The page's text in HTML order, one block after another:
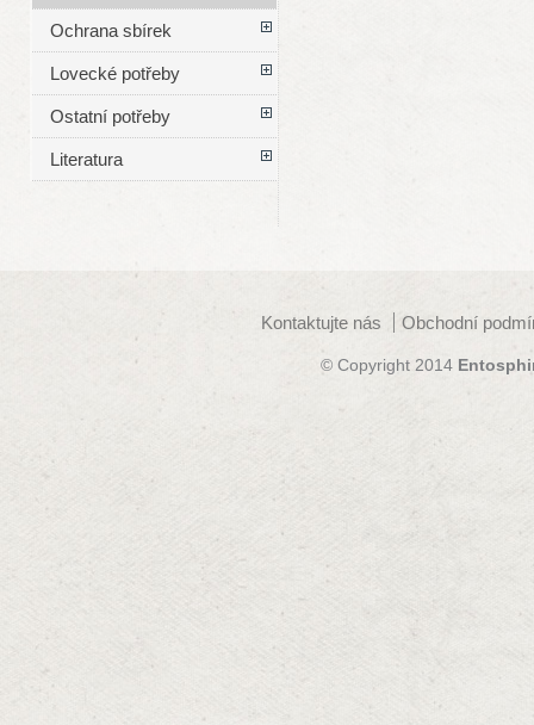
Ochrana sbírek
Lovecké potřeby
Ostatní potřeby
Literatura
Kontaktujte nás Obchodní
© Copyright 2014